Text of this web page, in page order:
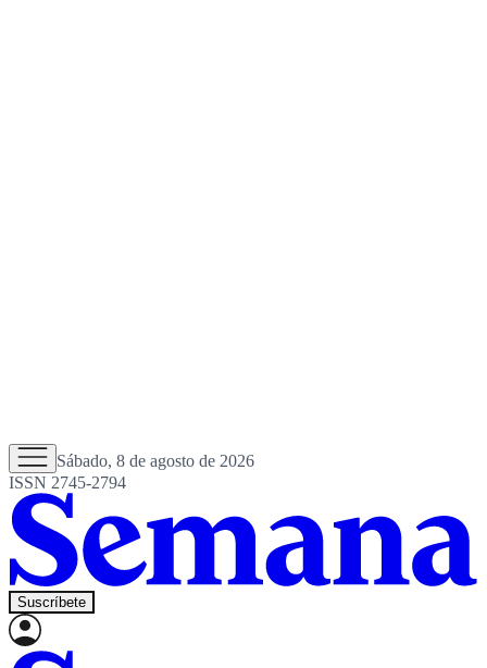
Sábado, 8 de agosto de 2026
ISSN 2745-2794
Suscríbete